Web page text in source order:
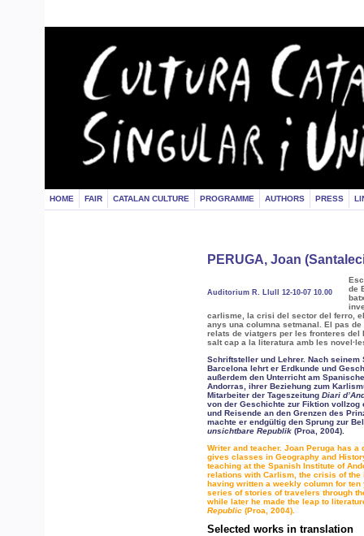
HOME FAIR CATALAN CULTURE PROGRAMME AUTHORS PRESS
PERUGA, Joan
Auditorium R. Llull 12-10-07 10.00
de
carlisme, la crisi del sector del ferro,
anys una columna setmanal. El pas
relats de viatgers per les fronteres del
salt cap a la literatura amb les
Schriftsteller und Lehrer. Nach
Barcelona lehrt er Erdkunde und
außerdem den Unterricht am
Andorras, ihrer Beziehung zum
Mitarbeiter der Tageszeitung Diari
von der Geschichte zur Fiktion vollzog
und Reisende an den Grenzen des
machte er endgültig den Sprung zur
unsichtbare Republik (Proa, 2004).
Writer and teacher. Joan Peruga has
gives classes in Geography and
teaching at the Spanish Institute of
relations with Carlism, the crisis of
having written a weekly column for
series of stories of travelers through
while later he made the leap to
Republic (Proa, 2004).
Selected works in translation